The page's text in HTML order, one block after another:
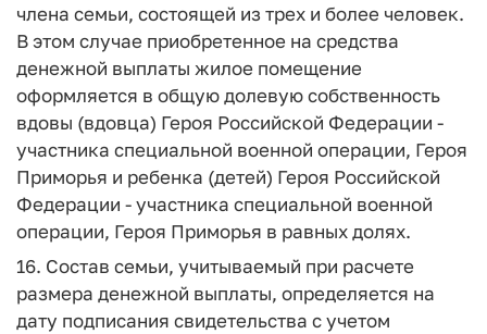
члена семьи, состоящей из трех и более человек.
В этом случае приобретенное на средства
денежной выплаты жилое помещение
оформляется в общую долевую собственность
вдовы (вдовца) Героя Российской Федерации -
участника специальной военной операции, Героя
Приморья и ребенка (детей) Героя Российской
Федерации - участника специальной военной
операции, Героя Приморья в равных долях.
16. Состав семьи, учитываемый при расчете
размера денежной выплаты, определяется на
дату подписания свидетельства с учетом